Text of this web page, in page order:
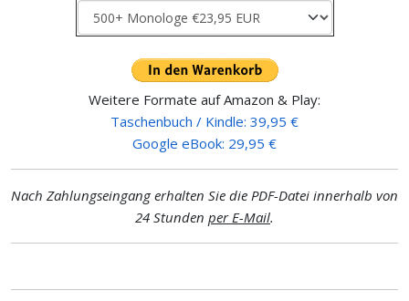
Weitere Formate auf Amazon & Play:
Taschenbuch / Kindle: 39,95 €
Google eBook: 29,95 €
Nach Zahlungseingang erhalten Sie die PDF-Datei innerhalb von
24 Stunden per E-Mail.